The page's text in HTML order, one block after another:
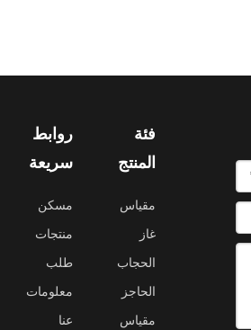
روابط
سريعة
مسكن
منتجات
طلب
معلومات
عنا
فئة
المنتج
مقياس
غاز
الحجاب
الحاجز
مقياس